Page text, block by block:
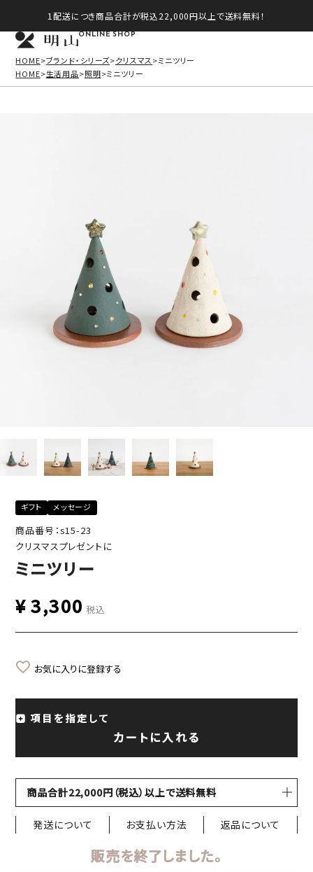
1配送につき商品合計が税込22,000円以上で送料無料！
ONLINE SHOP
HOME ブランド・シリーズ クリスマス
ミニツリー
HOME
生活用品 照明 ミニツリー
ギフト メッセージ
商品番号：s15-23
クリスマスプレゼントに
ミニツリー
¥3,300 税込
お気に入りに登録する
項目を指定して
カートに入れる
商品合計22,000円（税込）以上で送料無料
発送について お支払い方法 返品について
販売を終了しました。